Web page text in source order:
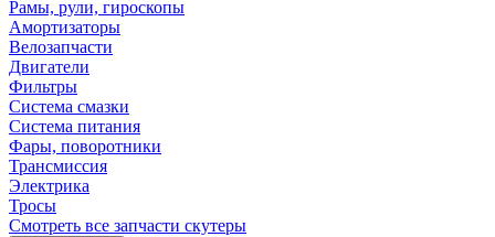
Рамы, рули, гироскопы
Амортизаторы
Велозапчасти
Двигатели
Фильтры
Система смазки
Система питания
Фары, поворотники
Трансмиссия
Электрика
Тросы
Смотреть все запчасти скутеры